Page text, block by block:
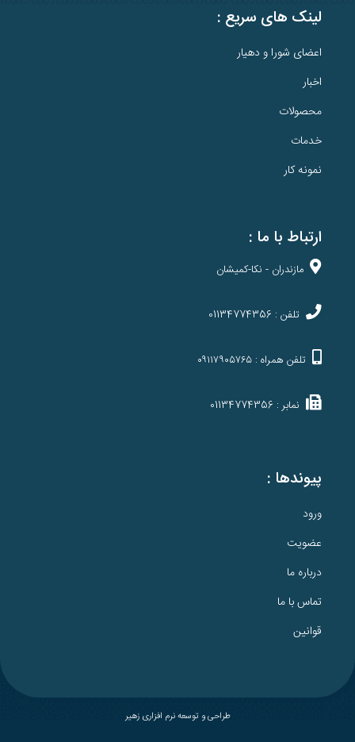
لینک های سریع :
اعضای شورا و دهیار
اخبار
محصولات
خدمات
نمونه کار
پیوندها :
ورود
عضویت
درباره ما
تماس با ما
قوانین
ارتباط با ما :
مازندران - نکا-کمیشان
تلفن : 01134774356
تلفن همراه : ۰۹۱۱۷۹۰۵۷۶۵
نمابر : 01134774356
طراحی و توسعه نرم افزاری زهیر